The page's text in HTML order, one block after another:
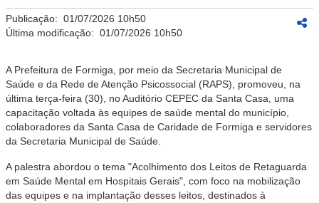
Publicação: 01/07/2026 10h50
Última modificação: 01/07/2026 10h50
A Prefeitura de Formiga, por meio da Secretaria Municipal de
Saúde e da Rede de Atenção Psicossocial (RAPS), promoveu, na
última terça-feira (30), no Auditório CEPEC da Santa Casa, uma
capacitação voltada às equipes de saúde mental do município,
colaboradores da Santa Casa de Caridade de Formiga e servidores
da Secretaria Municipal de Saúde.
A palestra abordou o tema "Acolhimento dos Leitos de Retaguarda
em Saúde Mental em Hospitais Gerais", com foco na mobilização
das equipes e na implantação desses leitos, destinados à